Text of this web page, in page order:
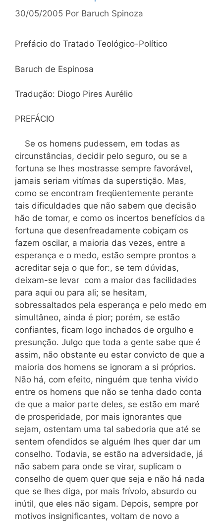
30/05/2005 Por Baruch Spinoza
Prefácio do Tratado Teológico-Político
Baruch de Espinosa
Tradução: Diogo Pires Aurélio
PREFÁCIO
Se os homens pudessem, em todas as
circunstâncias, decidir pelo seguro, ou se a
fortuna se lhes mostrasse sempre favorável,
jamais seriam vitímas da superstição. Mas,
como se encontram freqüentemente perante
tais dificuldades que não sabem que decisão
hão de tomar, e como os incertos benefícios da
fortuna que desenfreadamente cobiçam os
fazem oscilar, a maioria das vezes, entre a
esperança e o medo, estão sempre prontos a
acreditar seja o que for:, se tem dúvidas,
deixam-se levar com a maior das facilidades
para aqui ou para ali; se hesitam,
sobressaltados pela esperança e pelo medo em
simultâneo, ainda é pior; porém, se estão
confiantes, ficam logo inchados de orgulho e
presunção. Julgo que toda a gente sabe que é
assim, não obstante eu estar convicto de que a
maioria dos homens se ignoram a si próprios.
Não há, com efeito, ninguém que tenha vivido
entre os homens que não se tenha dado conta
de que a maior parte deles, se estão em maré
de prosperidade, por mais ignorantes que
sejam, ostentam uma tal sabedoria que até se
sentem ofendidos se alguém lhes quer dar um
conselho. Todavia, se estão na adversidade, já
não sabem para onde se virar, suplicam o
conselho de quem quer que seja e não há nada
que se lhes diga, por mais frívolo, absurdo ou
inútil, que eles não sigam. Depois, sempre por
motivos insignificantes, voltam de novo a